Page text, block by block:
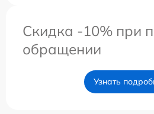
Скидка -10% при
обращении
Узнать